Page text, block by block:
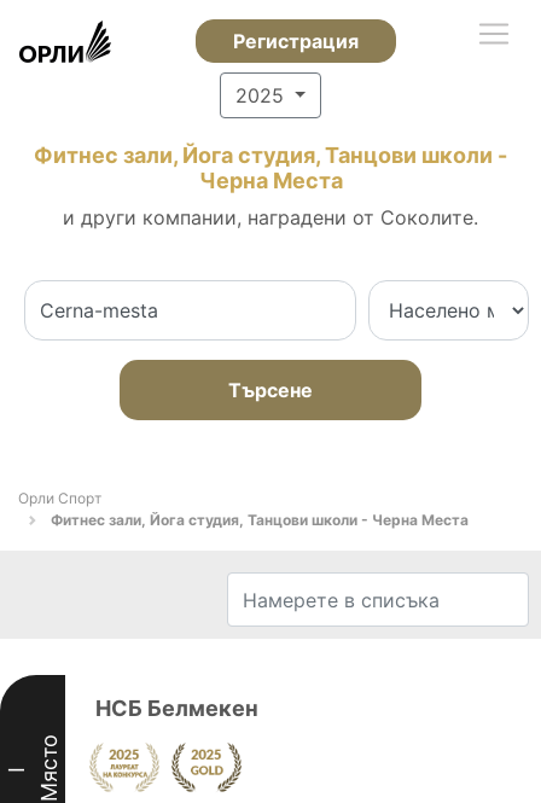
Регистрация
2025
Фитнес зали, Йога студия, Танцови школи -
Черна Места
и други компании, наградени от Соколите.
Търсене
Орли Спорт
Фитнес зали, Йога студия, Танцови школи - Черна Места
I Място
НСБ Белмекен